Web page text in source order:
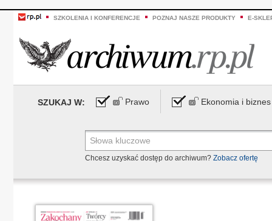
SZKOLENIA I KONFERENCJE POZNAJ NASZE PRODUKTY E-
SZUKAJ W: Prawo Ekonomia i biznes
Chcesz uzyskać dostęp do archiwum? Zobacz ofertę